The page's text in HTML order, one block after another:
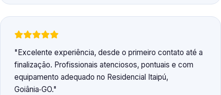
Excelente experiência, desde o primeiro contato até a
finalização. Profissionais atenciosos, pontuais e com
equipamento adequado no Residencial Itaipú,
Goiânia‑GO.